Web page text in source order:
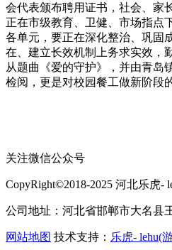
会代表颁布聘用证书，社会、家
正在市级教育、卫健、市场指点
各单元，要正在深化整治、巩固
在、建立长效机制上务求实效，
从题曲《爱的守护》，并由青岛
检阅，更是对校园餐工做新阶段
关注微信公众号
CopyRight©2018-2025 河北乐虎-
公司地址：河北省邯郸市大名县
网站地图 技术支持： 乐虎- lehu(